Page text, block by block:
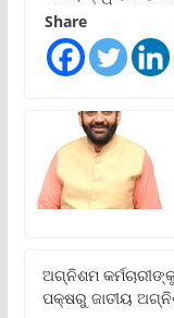
Share
ଅଗ୍ନିଶମ
ପକ୍ଷରୁ ଜାତୀୟ